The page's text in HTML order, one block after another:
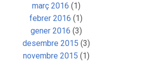
març 2016 (1)
febrer 2016 (1)
gener 2016 (3)
desembre 2015 (3)
novembre 2015 (1)